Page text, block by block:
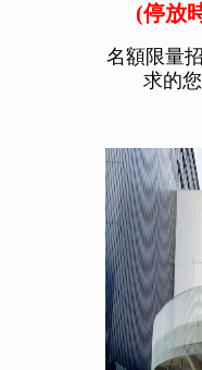
(停放
名額限量
求的